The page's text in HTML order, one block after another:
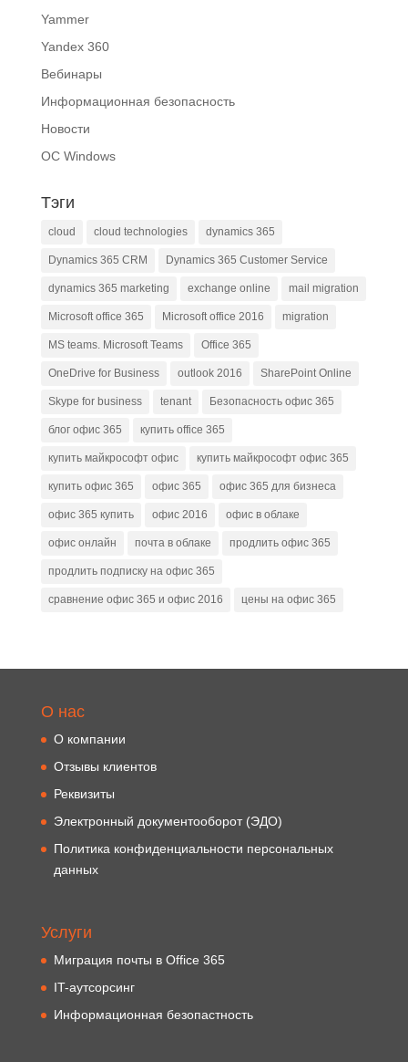
Yammer
Yandex 360
Вебинары
Информационная безопасность
Новости
ОС Windows
Тэги
cloud cloud technologies dynamics 365
Dynamics 365 CRM Dynamics 365 Customer Service
dynamics 365 marketing exchange online mail migration
Microsoft office 365 Microsoft office 2016 migration
MS teams. Microsoft Teams Office 365
OneDrive for Business outlook 2016 SharePoint Online
Skype for business tenant Безопасность офис 365
блог офис 365 купить office 365
купить майкрософт офис купить майкрософт офис 365
купить офис 365 офис 365 офис 365 для бизнеса
офис 365 купить офис 2016 офис в облаке
офис онлайн почта в облаке продлить офис 365
продлить подписку на офис 365
сравнение офис 365 и офис 2016 цены на офис 365
О нас
О компании
Отзывы клиентов
Реквизиты
Электронный документооборот (ЭДО)
Политика конфиденциальности персональных
данных
Услуги
Миграция почты в Office 365
IT-аутсорсинг
Информационная безопастность